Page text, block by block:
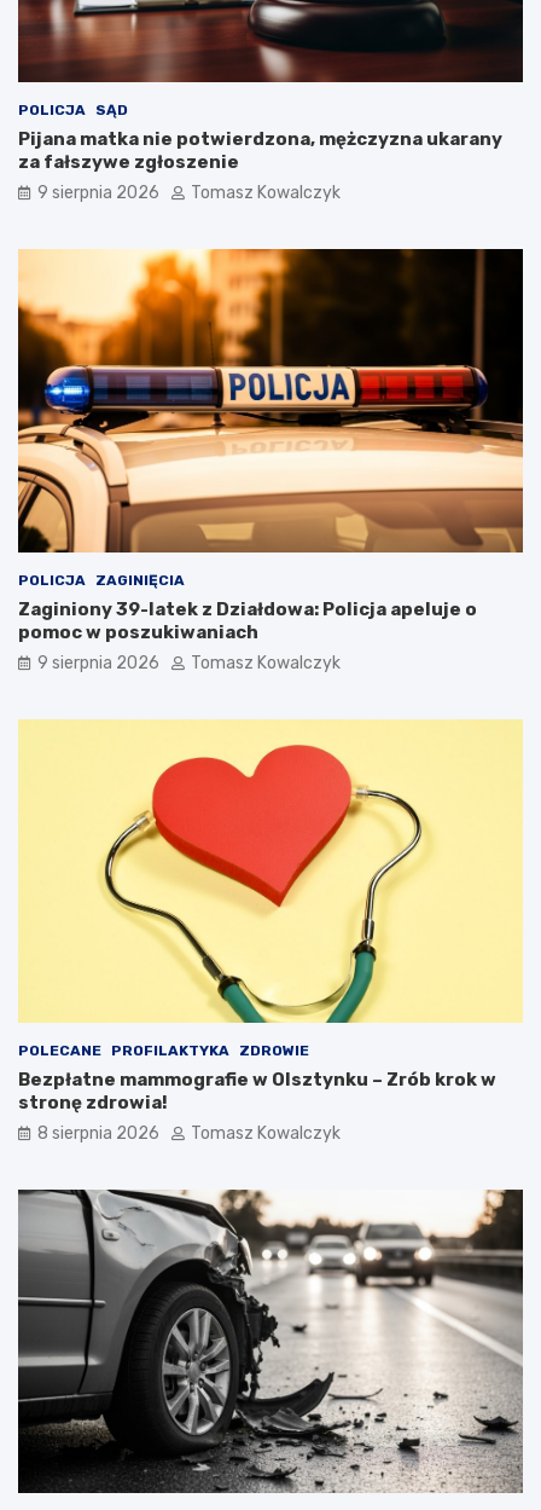
POLICJA SĄD
Pijana matka nie potwierdzona, mężczyzna ukarany
za fałszywe zgłoszenie
9 sierpnia 2026 Tomasz Kowalczyk
POLICJA ZAGINIĘCIA
Zaginiony 39-latek z Działdowa: Policja apeluje o
pomoc w poszukiwaniach
9 sierpnia 2026 Tomasz Kowalczyk
POLECANE PROFILAKTYKA ZDROWIE
Bezpłatne mammografie w Olsztynku – Zrób krok w
stronę zdrowia!
8 sierpnia 2026 Tomasz Kowalczyk